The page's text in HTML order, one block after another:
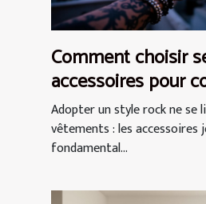
Comment choisir
accessoires pour
style rock ?
Adopter un style rock ne se
vêtements : les accessoires
fondamental...